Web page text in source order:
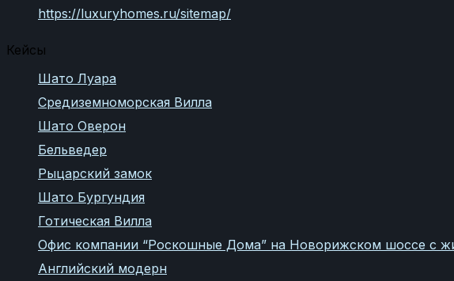
https://luxuryhomes.ru/sitemap/
Кейсы
Шато Луара
Средиземноморская Вилла
Шато Оверон
Бельведер
Рыцарский замок
Шато Бургундия
Готическая Вилла
Офис компании “Роскошные Дома” на Новорижском шоссе с
Английский модерн